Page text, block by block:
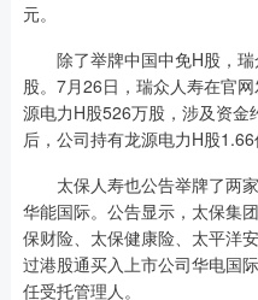
元。
除了举牌中国中免H股，瑞
股。7月26日，瑞众人寿在官
源电力H股526万股，涉及资
后，公司持有龙源电力H股
太保人寿也公告举牌了两家
华能国际。公告显示，太保集
保财险、太保健康险、太平洋
过港股通买入上市公司华电国
任受托管理人。